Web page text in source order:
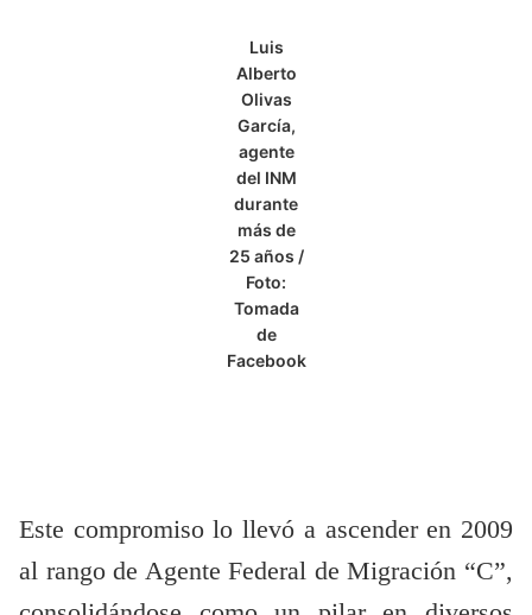
Luis
Alberto
Olivas
García,
agente
del INM
durante
más de
25 años /
Foto:
Tomada
de
Facebook
Este compromiso lo llevó a ascender en 2009
al rango de Agente Federal de Migración “C”,